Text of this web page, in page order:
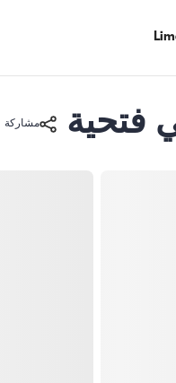
مشاركة